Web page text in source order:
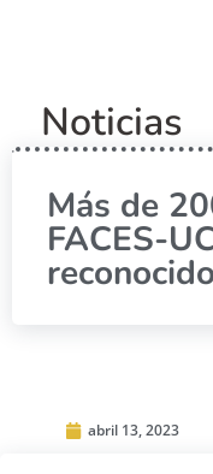
Noticias
Más de
FACES-
abril 13, 2023